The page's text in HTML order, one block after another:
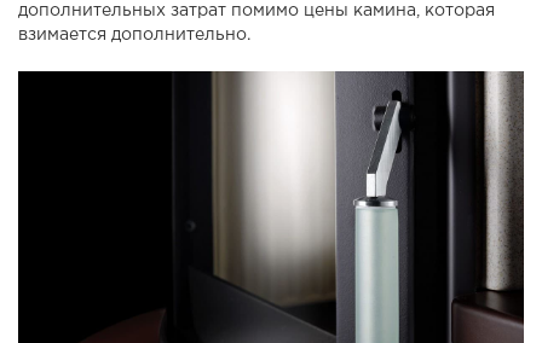
дополнительных затрат помимо цены камина, которая
взимается дополнительно.